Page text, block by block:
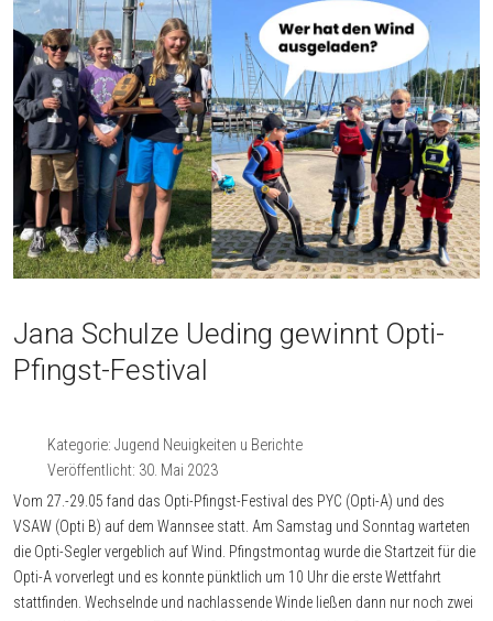
Jana Schulze Ueding gewinnt Opti-
Pfingst-Festival
Kategorie: Jugend Neuigkeiten u Berichte
Veröffentlicht: 30. Mai 2023
Vom 27.-29.05 fand das Opti-Pfingst-Festival des PYC (Opti-A) und des
VSAW (Opti B) auf dem Wannsee statt. Am Samstag und Sonntag warteten
die Opti-Segler vergeblich auf Wind. Pfingstmontag wurde die Startzeit für die
Opti-A vorverlegt und es konnte pünktlich um 10 Uhr die erste Wettfahrt
stattfinden. Wechselnde und nachlassende Winde ließen dann nur noch zwei